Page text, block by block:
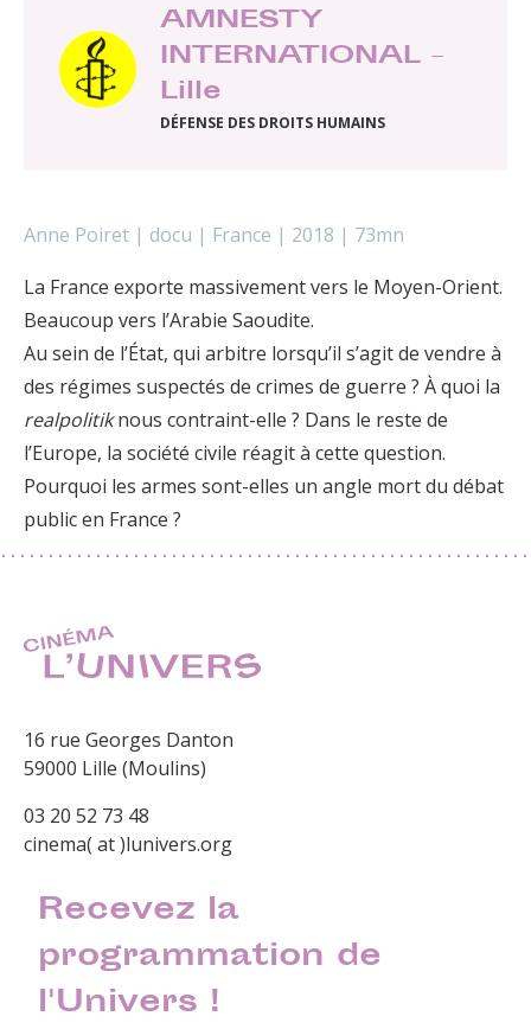
AMNESTY
INTERNATIONAL –
Lille
DÉFENSE DES DROITS HUMAINS
Anne Poiret | docu | France | 2018 | 73mn
La France exporte massivement vers le Moyen-Orient.
Beaucoup vers l’Arabie Saoudite.
Au sein de l’État, qui arbitre lorsqu’il s’agit de vendre à
des régimes suspectés de crimes de guerre ? À quoi la
realpolitiknous contraint-elle ? Dans le reste de
l’Europe, la société civile réagit à cette question.
Pourquoi les armes sont-elles un angle mort du débat
public en France ?
16 rue Georges Danton
59000 Lille (Moulins)
03 20 52 73 48
cinema( at )lunivers.org
Recevez la
programmation de
l'Univers !